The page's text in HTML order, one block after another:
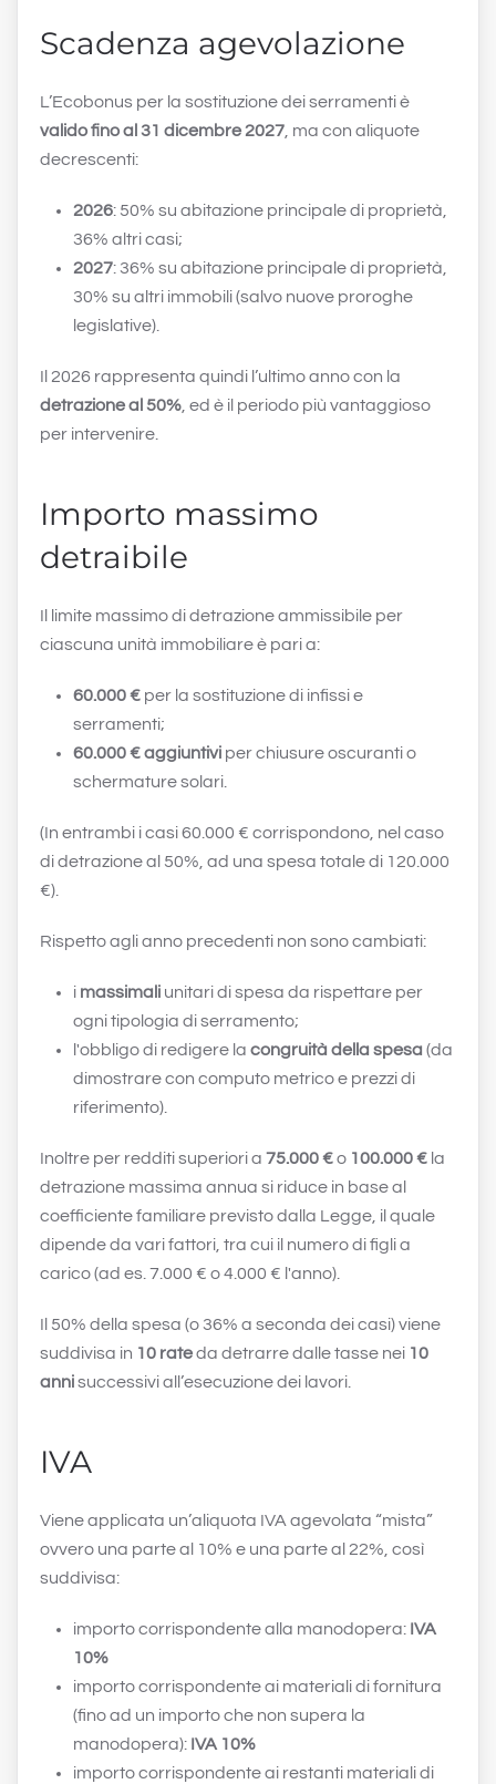
Scadenza agevolazione
L’Ecobonus per la sostituzione dei serramenti è
valido fino al 31 dicembre 2027 , ma con aliquote
decrescenti:
2026: 50% su abitazione principale di proprietà,
36% altri casi;
2027: 36% su abitazione principale di proprietà,
30% su altri immobili (salvo nuove proroghe
legislative).
Il 2026 rappresenta quindi l’ultimo anno con la
detrazione al 50% , ed è il periodo più vantaggioso
per intervenire.
Importo massimo
detraibile
Il limite massimo di detrazione ammissibile per
ciascuna unità immobiliare è pari a:
60.000 € per la sostituzione di infissi e
serramenti;
60.000 € aggiuntivi per chiusure oscuranti o
schermature solari.
(In entrambi i casi 60.000 € corrispondono, nel caso
di detrazione al 50%, ad una spesa totale di 120.000
€).
Rispetto agli anno precedenti non sono cambiati:
i massimali unitari di spesa da rispettare per
ogni tipologia di serramento;
l'obbligo di redigere la congruità della spesa (da
dimostrare con computo metrico e prezzi di
riferimento).
Inoltre per redditi superiori a 75.000 €o 100.000 € la
detrazione massima annua si riduce in base al
coefficiente familiare previsto dalla Legge, il quale
dipende da vari fattori, tra cui il numero di figli a
carico (ad es. 7.000 € o 4.000 € l'anno).
Il 50% della spesa (o 36% a seconda dei casi) viene
suddivisa in 10 rateda detrarre dalle tasse nei 10
annisuccessivi all’esecuzione dei lavori.
IVA
Viene applicata un’aliquota IVA agevolata “mista”
ovvero una parte al 10% e una parte al 22%, così
suddivisa:
importo corrispondente alla manodopera: IVA
10%
importo corrispondente ai materiali di fornitura
(fino ad un importo che non supera la
manodopera): IVA 10%
importo corrispondente ai restanti materiali di